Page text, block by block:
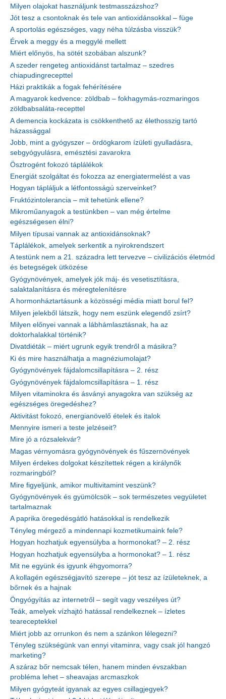
Milyen olajokat használjunk testmasszázshoz?
Jót tesz a csontoknak és tele van antioxidánsokkal – füge
A sportolás egészséges, vagy néha túlzásba visszük?
Érvek a meggy és a meggylé mellett
Miért előnyös, ha sötét szobában alszunk?
A szeder rengeteg antioxidánst tartalmaz – szedres
chiapudingrecepttel
Házi praktikák a fogak fehérítésére
A magyarok kedvence: zöldbab – fokhagymás-rozmaringos
zöldbabsaláta-recepttel
A demencia kockázata is csökkenthető az élethosszig tartó
házassággal
Jobb, mint a gyógyszer – ördögkarom ízületi gyulladásra,
sebgyógyulásra, emésztési zavarokra
Ösztrogént fokozó táplálékok
Energiát szolgáltat és fokozza az energiatermelést a vas
Hogyan tápláljuk a létfontosságú szerveinket?
Fruktózintolerancia – mit tehetünk ellene?
Mikroműanyagok a testünkben – van még értelme
egészségesen élni?
Milyen típusai vannak az antioxidánsoknak?
Táplálékok, amelyek serkentik a nyirokrendszert
A testünk nem a 21. századra lett tervezve – civilizációs életmód
és betegségek ütközése
Gyógynövények, amelyek jók máj- és vesetisztításra,
salaktalanításra és méregtelenítésre
A hormonháztartásunk a közösségi média miatt borul fel?
Milyen jelekből látszik, hogy nem eszünk elegendő zsírt?
Milyen előnyei vannak a lábhámlasztásnak, ha az
doktorhalakkal történik?
Divatdiéták – miért ugrunk egyik trendről a másikra?
Ki és mire használhatja a magnéziumolajat?
Gyógynövények fájdalomcsillapításra – 2. rész
Gyógynövények fájdalomcsillapításra – 1. rész
Milyen vitaminokra és ásványi anyagokra van szükség az
egészséges öregedéshez?
Aktivitást fokozó, energianövelő ételek és italok
Mennyire ismeri a teste jelzéseit?
Mire jó a rózsalekvár?
Magas vérnyomásra gyógynövények és fűszernövények
Milyen érdekes dolgokat készítettek régen a királynők
rozmaringból?
Mire figyeljünk, amikor multivitamint veszünk?
Gyógynövények és gyümölcsök – sok természetes vegyületet
tartalmaznak
A paprika öregedésgátló hatásokkal is rendelkezik
Tényleg mérgező a mindennapi kozmetikumaink fele?
Hogyan hozhatjuk egyensúlyba a hormonokat? – 2. rész
Hogyan hozhatjuk egyensúlyba a hormonokat? – 1. rész
Mit ne együnk és igyunk éhgyomorra?
A kollagén egészségjavító szerepe – jót tesz az ízületeknek, a
bőrnek és a hajnak
Öngyógyítás az internetről – segít vagy veszélyes út?
Teák, amelyek vízhajtó hatással rendelkeznek – ízletes
teareceptekkel
Miért jobb az orrunkon és nem a szánkon lélegezni?
Tényleg szükségünk van ennyi vitaminra, vagy csak jól hangzó
marketing?
A száraz bőr nemcsak télen, hanem minden évszakban
probléma lehet – sheavajas arcmaszkok
Milyen gyógyteát igyanak az egyes csillagjegyek?